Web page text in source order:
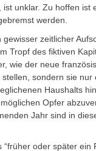
unklar. Zu hoffen ist
werden.
zeitlicher
Tropf des fiktiven
wie der neue
sondern sie
Haushalts
Opfer
Jahr sind in
oder später